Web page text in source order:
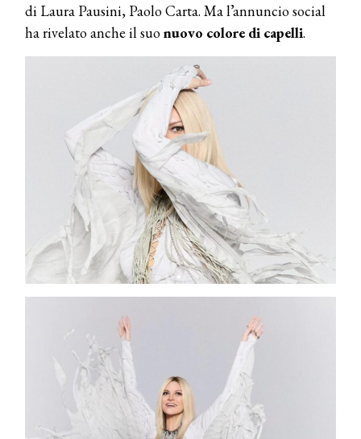
di Laura Pausini, Paolo Carta. Ma l’annuncio social
ha rivelato anche il suonuovo colore di capelli.